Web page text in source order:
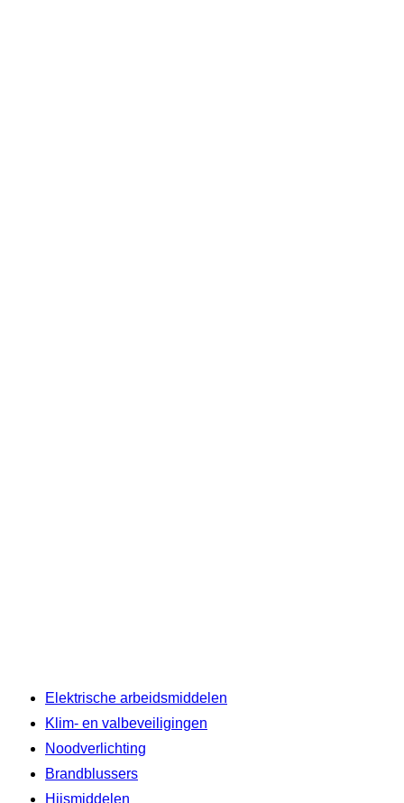
Elektrische arbeidsmiddelen
Klim- en valbeveiligingen
Noodverlichting
Brandblussers
Hijsmiddelen